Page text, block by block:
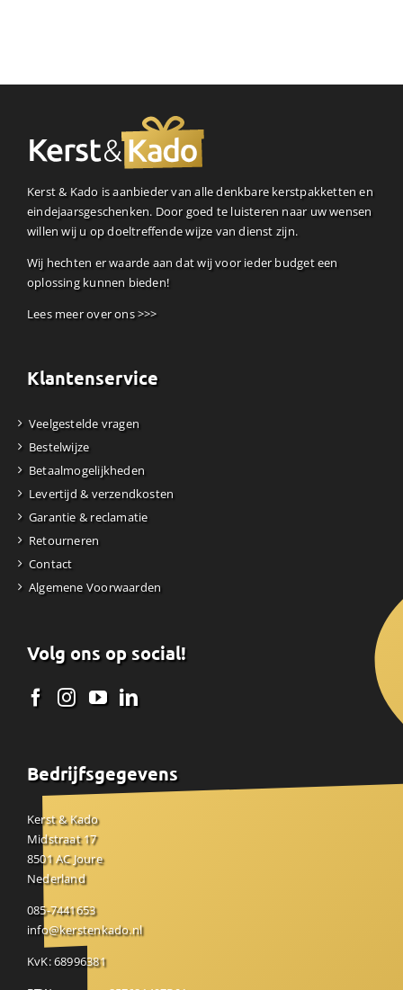
Kerst & Kado is aanbieder van alle denkbare kerstpakketten en
eindejaarsgeschenken. Door goed te luisteren naar uw wensen
willen wij u op doeltreffende wijze van dienst zijn.
Wij hechten er waarde aan dat wij voor ieder budget een
oplossing kunnen bieden!
Lees meer over ons >>>
Klantenservice
Veelgestelde vragen
Bestelwijze
Betaalmogelijkheden
Levertijd & verzendkosten
Garantie & reclamatie
Retourneren
Contact
Algemene Voorwaarden
Volg ons op social!
Bedrijfsgegevens
Kerst & Kado
Midstraat 17
8501 AC Joure
Nederland
085-7441653
info@kerstenkado.nl
KvK: 68996381